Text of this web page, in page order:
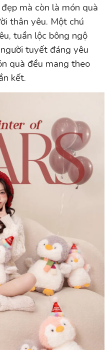
mà còn là món quà
thân yêu. Một chú
tuần lộc bông ngộ
tuyết đáng yêu
quà đều mang theo
kết.